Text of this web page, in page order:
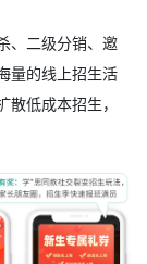
、二级分销、邀
量的线上招生活
低成本招生，